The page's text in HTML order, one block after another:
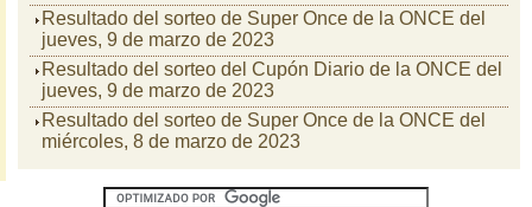
Resultado del sorteo de Super Once de la ONCE del
jueves, 9 de marzo de 2023
Resultado del sorteo del Cupón Diario de la ONCE del
jueves, 9 de marzo de 2023
Resultado del sorteo de Super Once de la ONCE del
miércoles, 8 de marzo de 2023